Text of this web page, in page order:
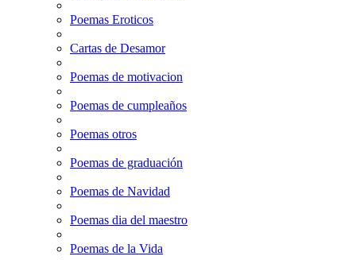
Poemas Eroticos
Cartas de Desamor
Poemas de motivacion
Poemas de cumpleaños
Poemas otros
Poemas de graduación
Poemas de Navidad
Poemas dia del maestro
Poemas de la Vida